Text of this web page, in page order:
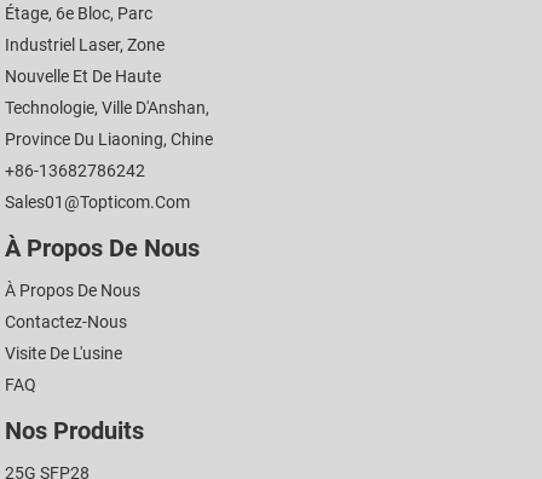
Étage, 6e Bloc, Parc
Industriel Laser, Zone
Nouvelle Et De Haute
Technologie, Ville D'Anshan,
Province Du Liaoning, Chine
+86-13682786242
Sales01@topticom.com
À Propos De Nous
À Propos De Nous
Contactez-Nous
Visite De L'usine
FAQ
Nos Produits
25G SFP28